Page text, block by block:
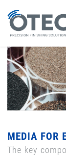
MEDIA FOR
The key